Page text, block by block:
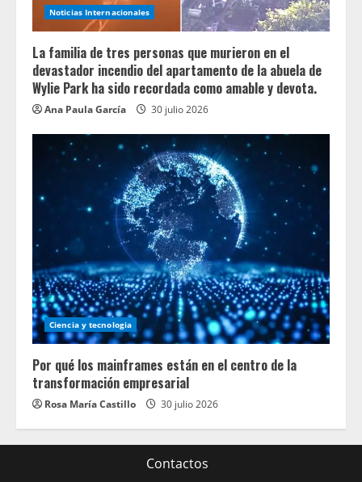
Noticias Internacionales
La familia de tres personas que murieron en el
devastador incendio del apartamento de la abuela de
Wylie Park ha sido recordada como amable y devota.
Ana Paula García 30 julio 2026
Ciencia y tecnologia
Por qué los mainframes están en el centro de la
transformación empresarial
Rosa María Castillo 30 julio 2026
Contactos